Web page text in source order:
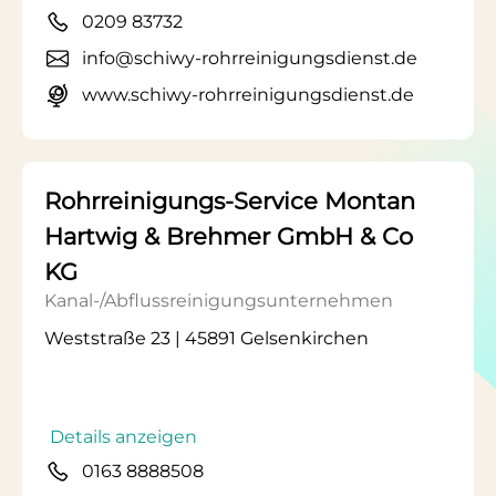
0209 83732
info@schiwy-rohrreinigungsdienst.de
www.schiwy-rohrreinigungsdienst.de
Rohrreinigungs-Service Montan
Hartwig & Brehmer GmbH & Co
KG
Kanal-/Abflussreinigungsunternehmen
Weststraße 23 | 45891 Gelsenkirchen
Details anzeigen
0163 8888508